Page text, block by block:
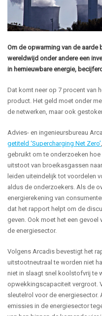
Om de opwarming van de aarde
wereldwijd onder andere een
in hernieuwbare energie,
Dat komt neer op 7 procent van
product. Het geld moet onder
de netwerken, maar ook
Advies- en ingenieursbureau
getiteld ‘Supercharging Net Zero’
gebruikt om te onderzoeken
uitstoot van broeikasgassen
leiden uiteindelijk tot voordelen
aldus de onderzoekers. Als de
energierekening van
dat het rapport helpt om de
geven. Ook moet het een gevoel
de energiesector.
Volgens Arcadis bevestigt het
uitstootneutraal te worden niet
niet in slaagt snel koolstofvrij te
opwekkingscapaciteit vergroot.
sleutelrol voor de energiesector.
emissies in de energiesector